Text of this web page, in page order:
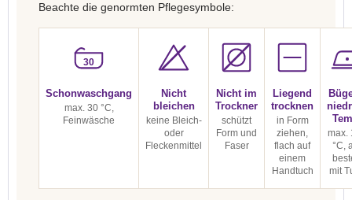
Beachte die genormten Pflegesymbole:
30
Schonwaschgang
max. 30 °C,
Feinwäsche
Nicht
bleichen
keine Bleich-
oder
Fleckenmittel
Nicht im
Trockner
schützt
Form und
Faser
Liegend
trocknen
in Form
ziehen,
flach auf
einem
Handtuch
max.
°C,
mit